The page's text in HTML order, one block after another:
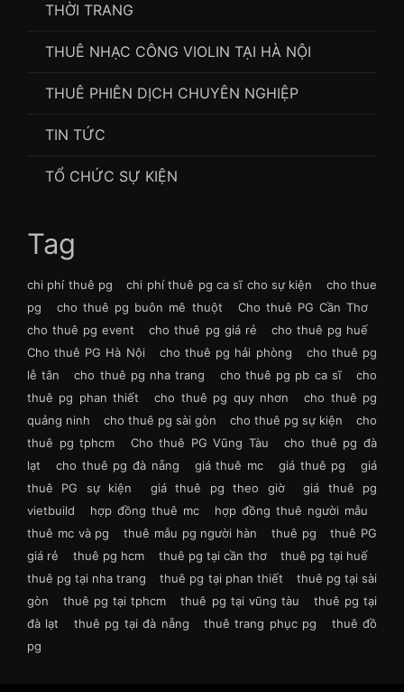
THỜI TRANG
THUÊ NHẠC CÔNG VIOLIN TẠI HÀ NỘI
THUÊ PHIÊN DỊCH CHUYÊN NGHIỆP
TIN TỨC
TỔ CHỨC SỰ KIỆN
Tag
chi phí thuê pg chi phí thuê pg ca sĩ cho sự kiện
cho thue
pg
cho thuê pg buôn mê thuột
Cho thuê PG Cần Thơ
cho thuê pg event
cho thuê pg giá rẻ
cho thuê pg huế
Cho thuê PG Hà Nội
cho thuê pg hải phòng
cho thuê pg
lễ tân
cho thuê pg nha trang cho thuê pg pb ca sĩ
cho
thuê pg phan thiết
cho thuê pg quy nhơn
cho thuê pg
quảng ninh
cho thuê pg sài gòn cho thuê pg sự kiện
cho
thuê pg tphcm
Cho thuê PG Vũng Tàu
cho thuê pg đà
lạt
cho thuê pg đà nẵng giá thuê mc giá thuê pg
giá
thuê PG sự kiện
giá thuê pg theo giờ
giá thuê pg
vietbuild
hợp đồng thuê mc
hợp đồng thuê người mẫu
thuê mc và pg
thuê mẫu pg người hàn thuê pg
thuê PG
giá rẻ
thuê pg hcm thuê pg tại cần thơ
thuê pg tại huế
thuê pg tại nha trang
thuê pg tại phan thiết
thuê pg tại sài
gòn
thuê pg tại tphcm thuê pg tại vũng tàu
thuê pg tại
đà lạt
thuê pg tại đà nẵng thuê trang phục pg
thuê đồ
pg